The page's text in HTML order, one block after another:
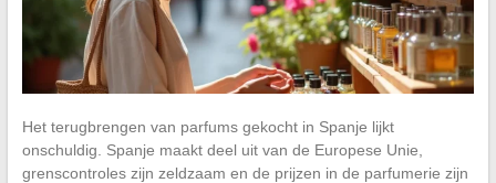
Het terugbrengen van parfums gekocht in Spanje lijkt
onschuldig. Spanje maakt deel uit van de Europese Unie,
grenscontroles zijn zeldzaam en de prijzen in de parfumerie zijn